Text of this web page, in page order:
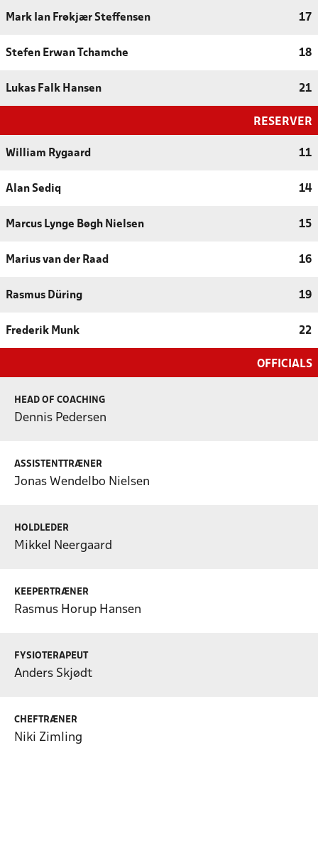
Mark Ian Frøkjær Steffensen 17
Stefen Erwan Tchamche 18
Lukas Falk Hansen 21
RESERVER
William Rygaard 11
Alan Sediq 14
Marcus Lynge Bøgh Nielsen 15
Marius van der Raad 16
Rasmus Düring 19
Frederik Munk 22
OFFICIALS
HEAD OF COACHING
Dennis Pedersen
ASSISTENTTRÆNER
Jonas Wendelbo Nielsen
HOLDLEDER
Mikkel Neergaard
KEEPERTRÆNER
Rasmus Horup Hansen
FYSIOTERAPEUT
Anders Skjødt
CHEFTRÆNER
Niki Zimling